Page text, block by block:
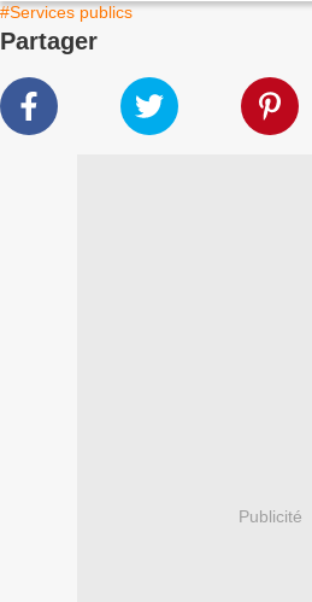
#Services publics
Partager
Publicité